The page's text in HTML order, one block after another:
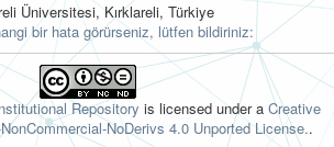
Üniversitesi, Kırklareli, Türkiye
bir hata görürseniz, lütfen bildiriniz:
Repository is licensed under a Creative
NoDerivs 4.0 Unported License..